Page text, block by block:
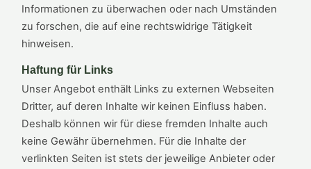
Informationen zu überwachen oder nach Umständen
zu forschen, die auf eine rechtswidrige Tätigkeit
hinweisen.
Haftung für Links
Unser Angebot enthält Links zu externen Webseiten
Dritter, auf deren Inhalte wir keinen Einfluss haben.
Deshalb können wir für diese fremden Inhalte auch
keine Gewähr übernehmen. Für die Inhalte der
verlinkten Seiten ist stets der jeweilige Anbieter oder